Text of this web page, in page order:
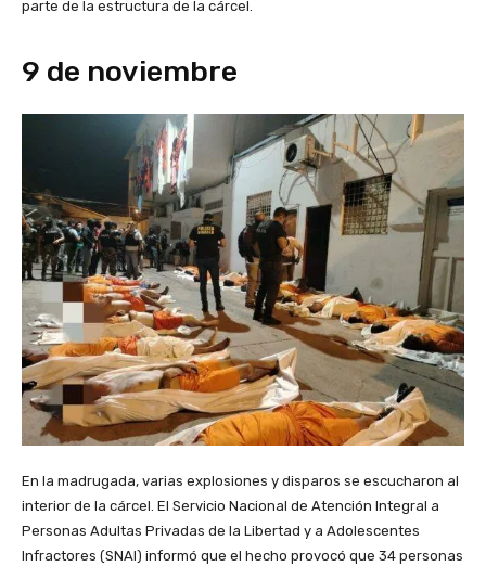
parte de la estructura de la cárcel.
9 de noviembre
En la madrugada, varias explosiones y disparos se escucharon al
interior de la cárcel. El Servicio Nacional de Atención Integral a
Personas Adultas Privadas de la Libertad y a Adolescentes
Infractores (SNAI) informó que el hecho provocó que 34 personas